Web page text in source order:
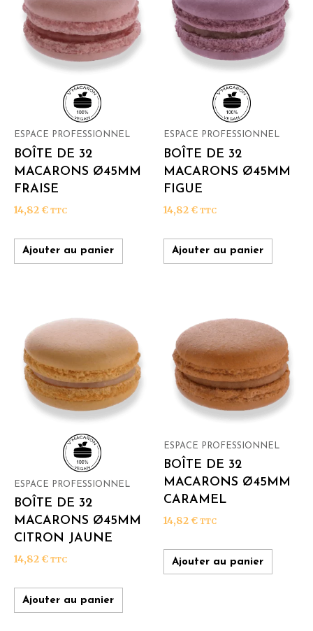
ESPACE PROFESSIONNEL
BOÎTE DE 32
MACARONS Ø45MM
FRAISE
14,82 € TTC
Ajouter au panier
ESPACE PROFESSIONNEL
BOÎTE DE 32
MACARONS Ø45MM
FIGUE
14,82 € TTC
Ajouter au panier
ESPACE PROFESSIONNEL
BOÎTE DE 32
MACARONS Ø45MM
CITRON JAUNE
14,82 € TTC
Ajouter au panier
ESPACE PROFESSIONNEL
BOÎTE DE 32
MACARONS Ø45MM
CARAMEL
14,82 € TTC
Ajouter au panier